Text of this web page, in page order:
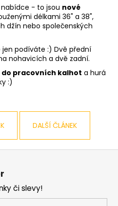
- to jsou nové
délkami 36" a 38",
džín nebo společenských
jen podíváte :) Dvě přední
nohavicích a dvě zadní.
do pracovních kalhot a hurá
:)
DALŠÍ ČLÁNEK
či slevy!